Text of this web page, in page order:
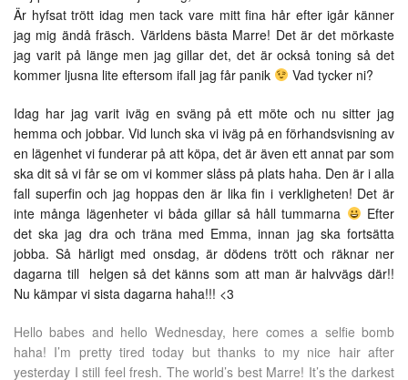
Är hyfsat trött idag men tack vare mitt fina hår efter igår känner
jag mig ändå fräsch. Världens bästa Marre! Det är det mörkaste
jag varit på länge men jag gillar det, det är också toning så det
kommer ljusna lite eftersom ifall jag får panik
Vad tycker ni?
Idag har jag varit iväg en sväng på ett möte och nu sitter jag
hemma och jobbar. Vid lunch ska vi iväg på en förhandsvisning av
en lägenhet vi funderar på att köpa, det är även ett annat par som
ska dit så vi får se om vi kommer slåss på plats haha. Den är i alla
fall superfin och jag hoppas den är lika fin i verkligheten! Det är
inte många lägenheter vi båda gillar så håll tummarna
Efter
det ska jag dra och träna med Emma, innan jag ska fortsätta
jobba. Så härligt med onsdag, är dödens trött och räknar ner
dagarna till helgen så det känns som att man är halvvägs där!!
Nu kämpar vi sista dagarna haha!!! <3
Hello babes and hello Wednesday, here comes a selfie bomb
haha! I’m pretty tired today but thanks to my nice hair after
yesterday I still feel fresh. The world’s best Marre! It’s the darkest